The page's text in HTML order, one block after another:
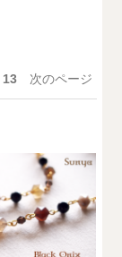
13 次のページ